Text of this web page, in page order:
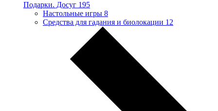
Подарки. Досуг 195
Настольные игры 8
Средства для гадания и биолокации 12